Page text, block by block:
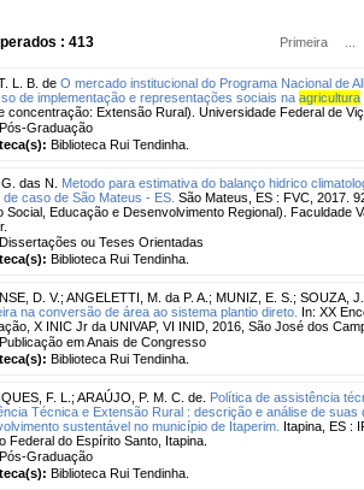
: 413 Primeira
L. B. de O mercado institucional do Programa Nacional de
de implementação e representações sociais na agricultura
concentração: Extensão Rural). Universidade Federal de
Pós-Graduação
Biblioteca Rui Tendinha.
das N.
Metodo para estimativa do balanço hidrico
caso de São Mateus - ES. São Mateus, ES : FVC, 2017.
Social, Educação e Desenvolvimento Regional). Faculdade
Dissertações ou Teses Orientadas
Biblioteca Rui Tendinha.
D. V.; ANGELETTI, M. da P. A. ; MUNIZ, E. S. ; SOUZA, J.
na conversão de área ao sistema plantio direto. In: XX
X INIC Jr da UNIVAP, VI INID, 2016, São José dos
Publicação em Anais de Congresso
Biblioteca Rui Tendinha.
F. L. ; ARAÚJO, P. M. C. de. Política de assistência
Técnica e Extensão Rural : descrição e análise de
sustentável no município de Itaperim. Itapina, ES :
Federal do Espírito Santo, Itapina.
Pós-Graduação
Biblioteca Rui Tendinha.